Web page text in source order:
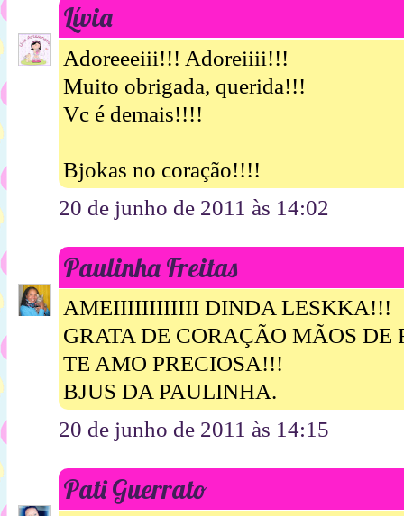
Lívia
Adoreeeiii!!! Adoreiiii!!!
Muito obrigada, querida!!!
Vc é demais!!!!
Bjokas no coração!!!!
20 de junho de 2011 às 14:02
Paulinha Freitas
AMEIIIIIIIIIIII DINDA LESKKA!!!
GRATA DE CORAÇÃO MÃOS DE
TE AMO PRECIOSA!!!
BJUS DA PAULINHA.
20 de junho de 2011 às 14:15
Pati Guerrato